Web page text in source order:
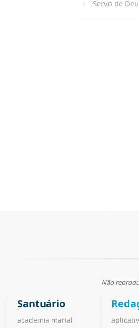
Servo de
Não
Santuário
academia marial